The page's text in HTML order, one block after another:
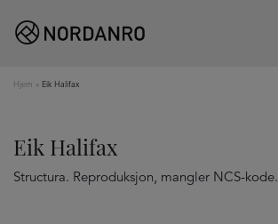
Hjem » Eik Halifax
Eik Halifax
Structura. Reproduksjon, mangler NCS-kode.